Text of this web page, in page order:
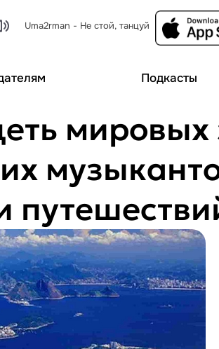
Uma2rman - Не стой, танцуй
Подкасты
мировых